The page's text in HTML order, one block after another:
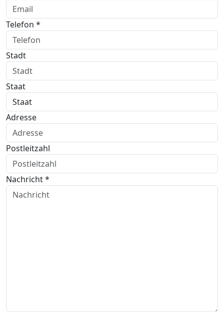
Telefon *
Stadt
Staat
Adresse
Postleitzahl
Nachricht *